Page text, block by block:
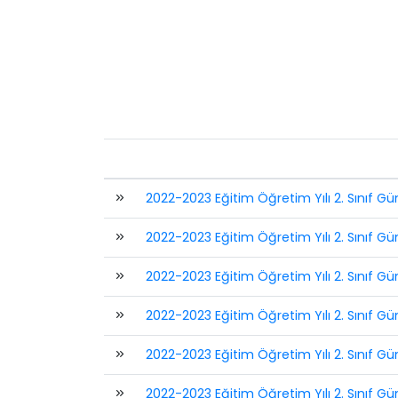
2022-2023 Eğitim Öğretim Yılı 2. Sınıf
2022-2023 Eğitim Öğretim Yılı 2. Sınıf
2022-2023 Eğitim Öğretim Yılı 2. Sınıf
2022-2023 Eğitim Öğretim Yılı 2. Sınıf
2022-2023 Eğitim Öğretim Yılı 2. Sınıf
2022-2023 Eğitim Öğretim Yılı 2. Sınıf